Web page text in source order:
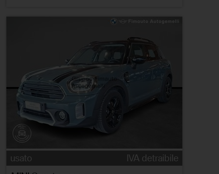
usato
IVA detraibile